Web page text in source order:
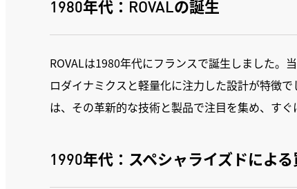
1980年代：ROVALの誕生
ROVALは1980年代にフランスで誕生しました。
ロダイナミクスと軽量化に注力した設計が特徴
は、その革新的な技術と製品で注目を集め、す
1990年代：スペシャライズドによる